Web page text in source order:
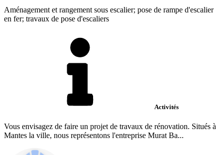
Aménagement et rangement sous escalier; pose de rampe d'escalier
en fer; travaux de pose d'escaliers
Activités
Vous envisagez de faire un projet de travaux de rénovation. Situés à
Mantes la ville, nous représentons l'entreprise Murat Ba...